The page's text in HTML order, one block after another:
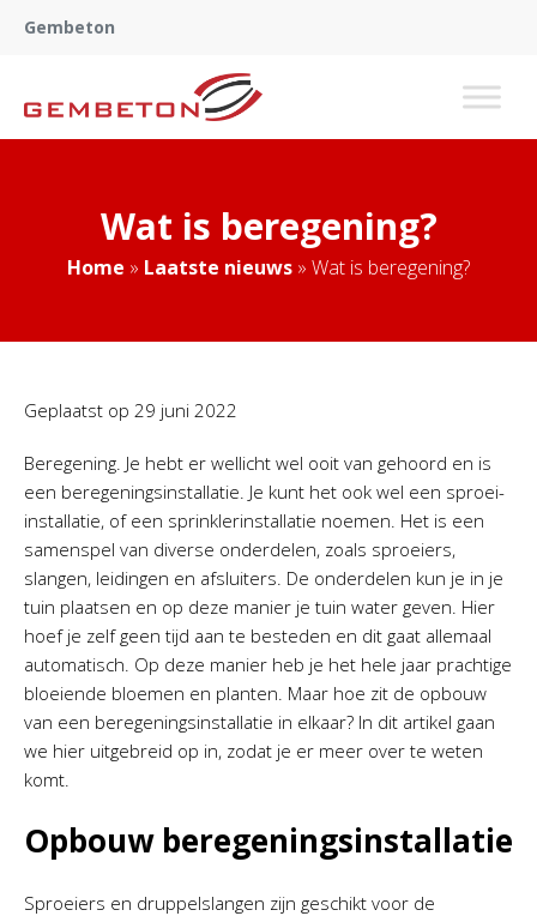
Gembeton
Wat is beregening?
Home » Laatste nieuws » Wat is beregening?
Geplaatst op 29 juni 2022
Beregening. Je hebt er wellicht wel ooit van gehoord en is
een beregeningsinstallatie. Je kunt het ook wel een sproei-
installatie, of een sprinklerinstallatie noemen. Het is een
samenspel van diverse onderdelen, zoals sproeiers,
slangen, leidingen en afsluiters. De onderdelen kun je in je
tuin plaatsen en op deze manier je tuin water geven. Hier
hoef je zelf geen tijd aan te besteden en dit gaat allemaal
automatisch. Op deze manier heb je het hele jaar prachtige
bloeiende bloemen en planten. Maar hoe zit de opbouw
van een beregeningsinstallatie in elkaar? In dit artikel gaan
we hier uitgebreid op in, zodat je er meer over te weten
komt.
Opbouw beregeningsinstallatie
Sproeiers en druppelslangen zijn geschikt voor de